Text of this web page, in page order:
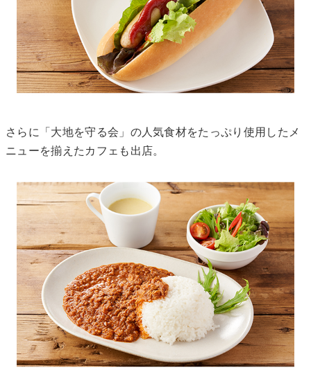
さらに「大地を守る会」の人気食材をたっぷり使用したメ
ニューを揃えたカフェも出店。